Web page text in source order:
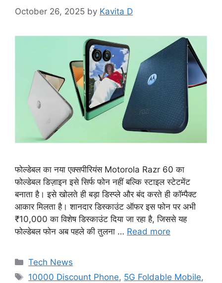
October 26, 2025 by Kavita D
फोल्डेबल का नया एक्सपीरियंस Motorola Razr 60 का
फोल्डेबल डिज़ाइन इसे सिर्फ फोन नहीं बल्कि स्टाइल स्टेटमेंट
बनाता है। इसे खोलते ही बड़ा डिस्प्ले और बंद करते ही कॉम्पैक्ट
आकार मिलता है। शानदार डिस्काउंट ऑफर इस फोन पर अभी
₹10,000 का विशेष डिस्काउंट दिया जा रहा है, जिससे यह
फोल्डेबल फोन अब पहले की तुलना … Read more
Categories
Tech News
Tags
10000 Discount Phone, 5G Foldable Mobile,